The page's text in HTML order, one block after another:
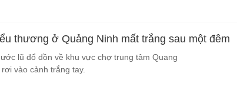
thương ở Quảng Ninh mất trắng sau một đêm
lũ đổ dồn về khu vực chợ trung tâm Quang
vào cảnh trắng tay.